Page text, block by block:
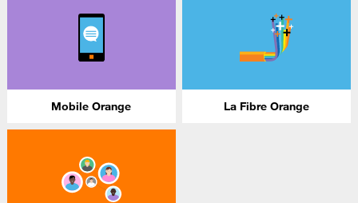
Mobile Orange La Fibre Orange